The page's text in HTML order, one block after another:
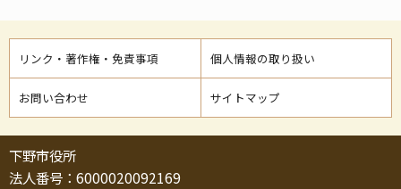
リンク・著作権・免責事項 個人情報の取り扱い
お問い合わせ サイトマップ
下野市役所
法人番号：6000020092169